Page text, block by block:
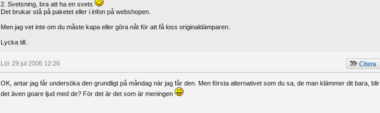
2. Svetsning, bra att ha en svets
Det brukar stå på paketet eller i infon på webshopen.
Men jag vet inte om du måste kapa eller göra nåt för att få loss originaldämparen.
Lycka till..
Lör 29 jul 2006 12:26
OK, antar jag får undersöka den grundligt på måndag när jag får den. Men första alternativet som du sa, de man klämmer dit bara, blir
det även goare ljud med de? För det är det som är meningen